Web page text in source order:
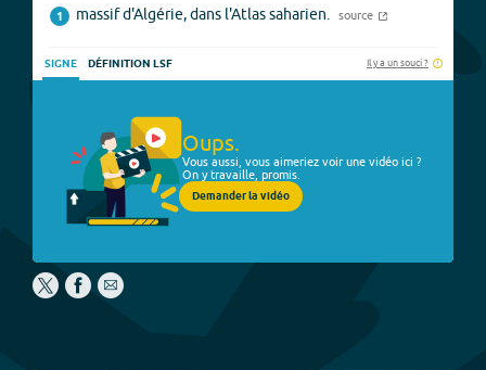
1 massif d'Algérie, dans l'Atlas saharien. source
SIGNE DÉFINITION LSF Il y a un souci ?
Oups.
Vous aussi, vous aimeriez voir une vidéo ici ?
On y travaille, promis.
Demander la vidéo